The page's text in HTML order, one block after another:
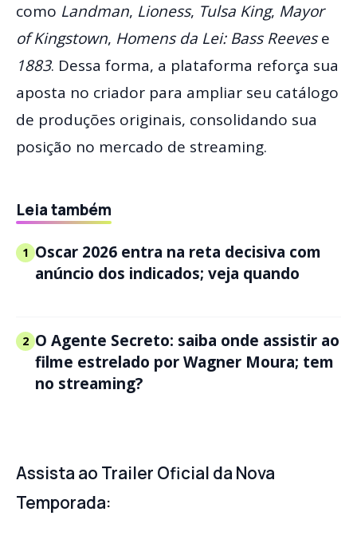
como Landman, Lioness, Tulsa King, Mayor
of Kingstown, Homens da Lei: Bass Reevese
1883. Dessa forma, a plataforma reforça sua
aposta no criador para ampliar seu catálogo
de produções originais, consolidando sua
posição no mercado de streaming.
Leia também
1 Oscar 2026 entra na reta decisiva com
anúncio dos indicados; veja quando
2 O Agente Secreto: saiba onde assistir ao
filme estrelado por Wagner Moura; tem
no streaming?
Assista ao Trailer Oficial da Nova
Temporada: